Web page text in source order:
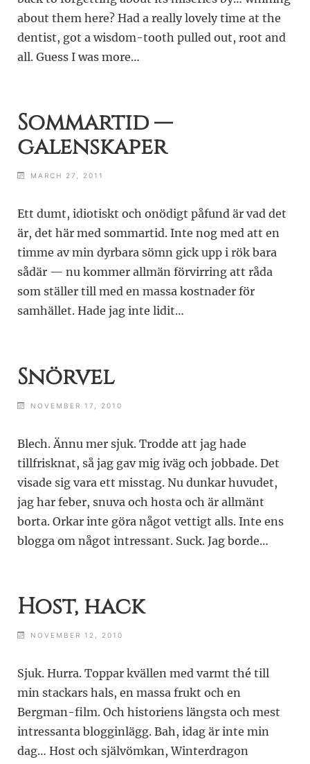
about them here? Had a really lovely time at the
dentist, got a wisdom-tooth pulled out, root and
all. Guess I was more…
Sommartid —
galenskaper
MARCH 27, 2011
Ett dumt, idiotiskt och onödigt påfund är vad det
är, det här med sommartid. Inte nog med att en
timme av min dyrbara sömn gick upp i rök bara
sådär — nu kommer allmän förvirring att råda
som ställer till med en massa kostnader för
samhället. Hade jag inte lidit…
Snörvel
NOVEMBER 17, 2010
Blech. Ännu mer sjuk. Trodde att jag hade
tillfrisknat, så jag gav mig iväg och jobbade. Det
visade sig vara ett misstag. Nu dunkar huvudet,
jag har feber, snuva och hosta och är allmänt
borta. Orkar inte göra något vettigt alls. Inte ens
blogga om något intressant. Suck. Jag borde…
Host, hack
NOVEMBER 12, 2010
Sjuk. Hurra. Toppar kvällen med varmt thé till
min stackars hals, en massa frukt och en
Bergman-film. Och historiens längsta och mest
intressanta blogginlägg. Bah, idag är inte min
dag… Host och självömkan, Winterdragon